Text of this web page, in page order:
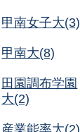
甲南女子大(3)
甲南大(8)
田園調布学園
大(2)
産業能率大(2)